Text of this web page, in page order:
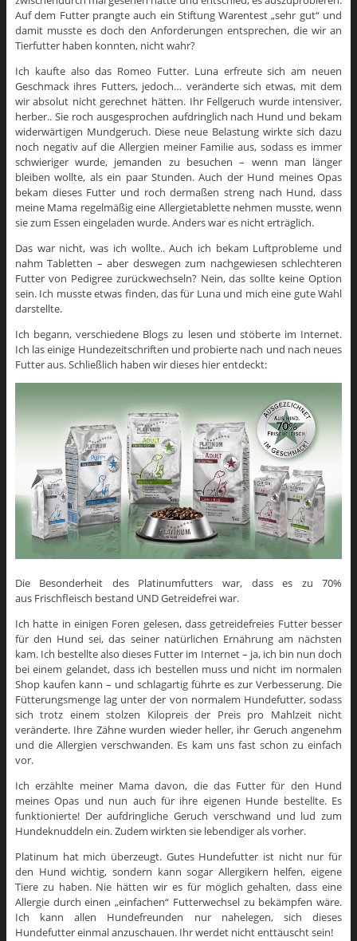
Auf dem Futter prangte auch ein Stiftung Warentest „sehr gut“ und
damit musste es doch den Anforderungen entsprechen, die wir an
Tierfutter haben konnten, nicht wahr?
Ich kaufte also das Romeo Futter. Luna erfreute sich am neuen
Geschmack ihres Futters, jedoch… veränderte sich etwas, mit dem
wir absolut nicht gerechnet hätten. Ihr Fellgeruch wurde intensiver,
herber.. Sie roch ausgesprochen aufdringlich nach Hund und bekam
widerwärtigen Mundgeruch. Diese neue Belastung wirkte sich dazu
noch negativ auf die Allergien meiner Familie aus, sodass es immer
schwieriger wurde, jemanden zu besuchen – wenn man länger
bleiben wollte, als ein paar Stunden. Auch der Hund meines Opas
bekam dieses Futter und roch dermaßen streng nach Hund, dass
meine Mama regelmäßig eine Allergietablette nehmen musste, wenn
sie zum Essen eingeladen wurde. Anders war es nicht erträglich.
Das war nicht, was ich wollte.. Auch ich bekam Luftprobleme und
nahm Tabletten – aber deswegen zum nachgewiesen schlechteren
Futter von Pedigree zurückwechseln? Nein, das sollte keine Option
sein. Ich musste etwas finden, das für Luna und mich eine gute Wahl
darstellte.
Ich begann, verschiedene Blogs zu lesen und stöberte im Internet.
Ich las einige Hundezeitschriften und probierte nach und nach neues
Futter aus. Schließlich haben wir dieses hier entdeckt:
Die Besonderheit des Platinumfutters war, dass es zu 70%
aus Frischfleisch bestand UND Getreidefrei war.
Ich hatte in einigen Foren gelesen, dass getreidefreies Futter besser
für den Hund sei, das seiner natürlichen Ernährung am nächsten
kam. Ich bestellte also dieses Futter im Internet – ja, ich bin nun doch
bei einem gelandet, dass ich bestellen muss und nicht im normalen
Shop kaufen kann – und schlagartig führte es zur Verbesserung. Die
Fütterungsmenge lag unter der von normalem Hundefutter, sodass
sich trotz einem stolzen Kilopreis der Preis pro Mahlzeit nicht
veränderte. Ihre Zähne wurden wieder heller, ihr Geruch angenehm
und die Allergien verschwanden. Es kam uns fast schon zu einfach
vor.
Ich erzählte meiner Mama davon, die das Futter für den Hund
meines Opas und nun auch für ihre eigenen Hunde bestellte. Es
funktionierte! Der aufdringliche Geruch verschwand und lud zum
Hundeknuddeln ein. Zudem wirkten sie lebendiger als vorher.
Platinum hat mich überzeugt. Gutes Hundefutter ist nicht nur für
den Hund wichtig, sondern kann sogar Allergikern helfen, eigene
Tiere zu haben. Nie hätten wir es für möglich gehalten, dass eine
Allergie durch einen „einfachen“ Futterwechsel zu bekämpfen wäre.
Ich kann allen Hundefreunden nur nahelegen, sich dieses
Hundefutter einmal anzuschauen. Ihr werdet nicht enttäuscht sein!